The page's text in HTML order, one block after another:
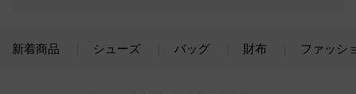
新着商品 シューズ バッグ 財布 ファッシ